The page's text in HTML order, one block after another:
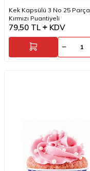
Kek Kapsülü 3 No 25 Parça
Kırmızı Puantiyeli
79,50 TL KDV